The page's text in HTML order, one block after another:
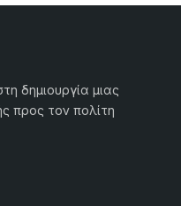
δημιουργία μιας
προς τον πολίτη